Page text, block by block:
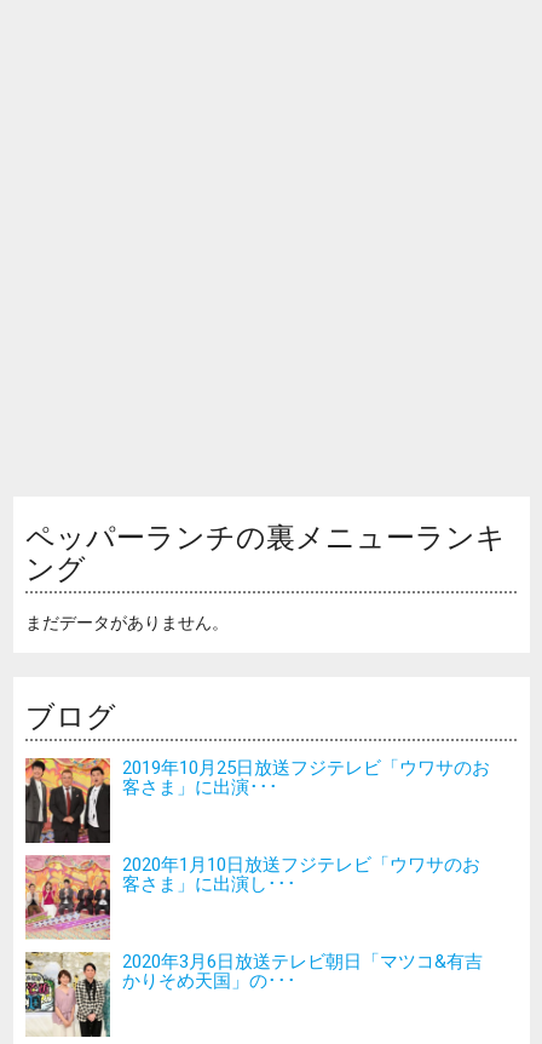
ペッパーランチの裏メニューランキ
ング
まだデータがありません。
ブログ
2019年10月25日放送フジテレビ「ウワサのお
客さま」に出演･･･
2020年1月10日放送フジテレビ「ウワサのお
客さま」に出演し･･･
2020年3月6日放送テレビ朝日「マツコ&有吉
かりそめ天国」の･･･